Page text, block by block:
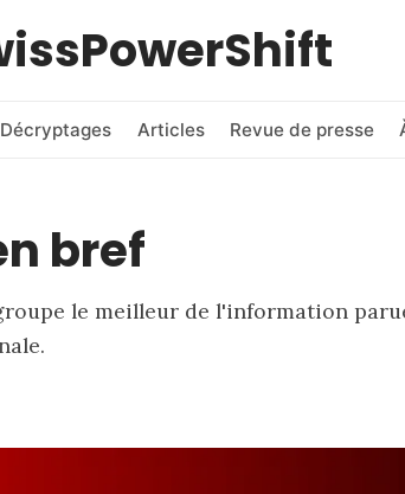
Décryptages Articles Revue de presse
bref
le meilleur de l'information